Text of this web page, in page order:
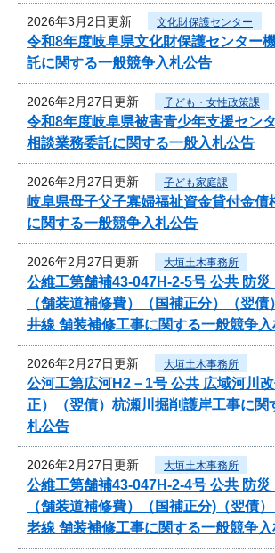
2026年3月2日更新 文化財保護センター
令和8年度岐阜県文化財保護センター
託に関する一般競争入札公告
2026年2月27日更新 子ども・女性政策課
令和8年度岐阜県被害青少年支援セン
相談業務委託に関する一般入札公告
2026年2月27日更新 子ども家庭課
岐阜県母子父子寡婦福祉資金貸付金債
に関する一般競争入札公告
2026年2月27日更新 大垣土木事務所
公維工第舗補43-047H-2-5号 公共 防災
（舗装道補修費）（国補正分）（翌
井線 舗装補修工事に関する一般競争
2026年2月27日更新 大垣土木事務所
公河工第広河H2－1号 公共 広域河川
正）（翌債）杭瀬川掘削護岸工事に関
札公告
2026年2月27日更新 大垣土木事務所
公維工第舗補43-047H-2-4号 公共 防災
（舗装道補修費）（国補正分)（翌債
老線 舗装補修工事に関する一般競争